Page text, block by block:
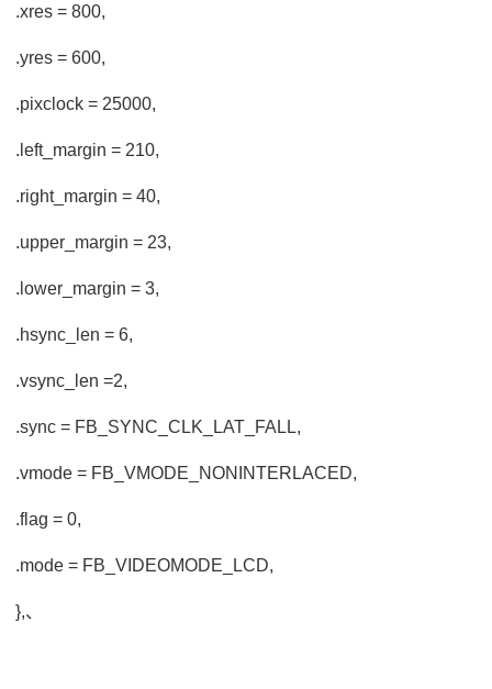
.xres = 800,
.yres = 600,
.pixclock = 25000,
.left_margin = 210,
.right_margin = 40,
.upper_margin = 23,
.lower_margin = 3,
.hsync_len = 6,
.vsync_len =2,
.sync = FB_SYNC_CLK_LAT_FALL,
.vmode = FB_VMODE_NONINTERLACED,
.flag = 0,
.mode = FB_VIDEOMODE_LCD,
},、